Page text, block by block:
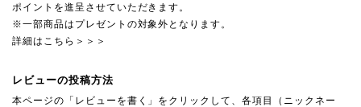
ポイントを進呈させていただきます。
※一部商品はプレゼントの対象外となります。
詳細はこちら＞＞＞
レビューの投稿方法
本ページの「レビューを書く」をクリックして、各項目（ニックネー